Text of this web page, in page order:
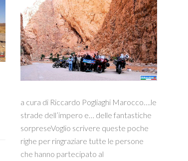
a cura di Riccardo Pogliaghi Marocco….le
strade dell’impero e… delle fantastiche
sorpreseVoglio scrivere queste poche
righe per ringraziare tutte le persone
che hanno partecipato al